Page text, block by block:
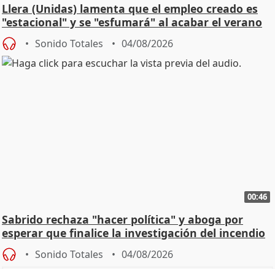
Llera (Unidas) lamenta que el empleo creado es
"estacional" y se "esfumará" al acabar el verano
Sonido Totales 04/08/2026
00:46
Sabrido rechaza "hacer política" y aboga por
esperar que finalice la investigación del incendio
Sonido Totales 04/08/2026